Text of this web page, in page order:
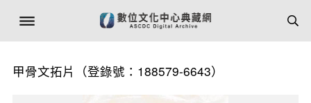
甲骨文拓片（登錄號：188579-6643）